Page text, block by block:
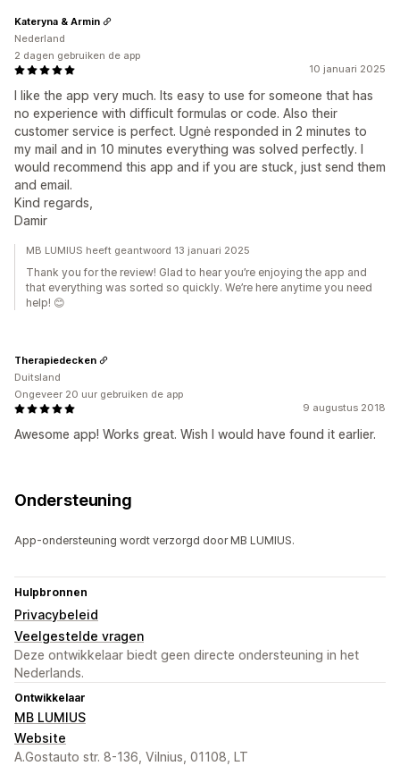
10 januari 2025
I like the app very much. Its easy to use for someone that has
no experience with difficult formulas or code. Also their
customer service is perfect. Ugnė responded in 2 minutes to
my mail and in 10 minutes everything was solved perfectly. I
would recommend this app and if you are stuck, just send them
and email.
Kind regards,
Damir
Kateryna & Armin
Nederland
2 dagen gebruiken de app
MB LUMIUS heeft geantwoord 13 januari 2025
Thank you for the review! Glad to hear you’re enjoying the app and
that everything was sorted so quickly. We’re here anytime you need
help! 😊
9 augustus 2018
Awesome app! Works great. Wish I would have found it earlier.
Therapiedecken
Duitsland
Ongeveer 20 uur gebruiken de app
Ondersteuning
App-ondersteuning wordt verzorgd door MB LUMIUS.
Hulpbronnen
Privacybeleid
Veelgestelde vragen
Deze ontwikkelaar biedt geen directe ondersteuning in het
Nederlands.
Ontwikkelaar
MB LUMIUS
Website
A.Gostauto str. 8-136, Vilnius, 01108, LT